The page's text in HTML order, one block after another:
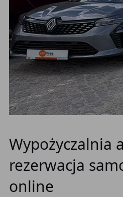
Wypożyczalnia
rezerwacja
online